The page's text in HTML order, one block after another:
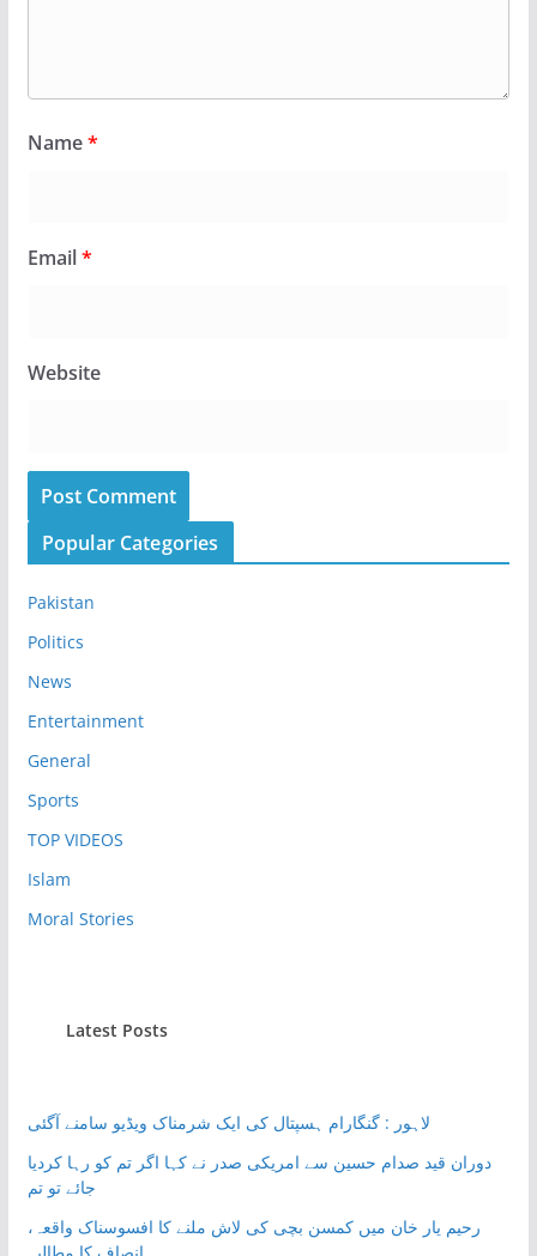
Name*
Email*
Website
Popular Categories
Pakistan
Politics
News
Entertainment
General
Sports
TOP VIDEOS
Islam
Moral Stories
Latest Posts
لاہور : گنگارام ہسپتال کی ایک شرمناک ویڈیو سامنے آگئی
دوران قید صدام حسین سے امریکی صدر نے کہا اگر تم کو رہا کردیا
جائے تو تم
رحیم یار خان میں کمسن بچی کی لاش ملنے کا افسوسناک واقعہ،
انصاف کا مطالبہ